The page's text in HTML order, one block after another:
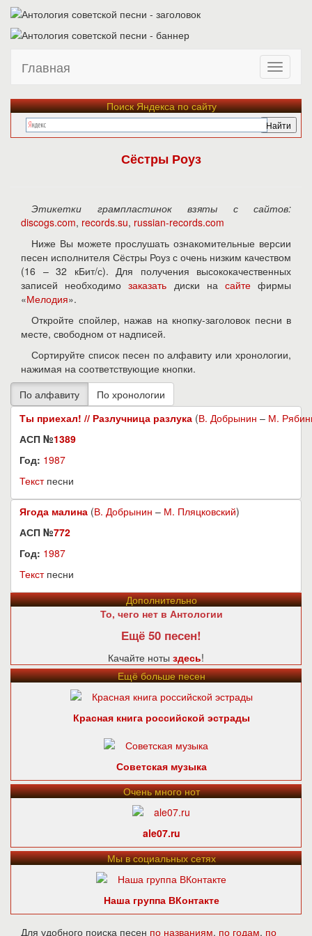
Главная
Поиск Яндекса по сайту
Сёстры Роуз
Этикетки грампластинок взяты с сайтов:
discogs.com, records.su, russian-records.com
Ниже Вы можете прослушать ознакомительные версии
песен исполнителя Сёстры Роуз с очень низким качеством
(16 – 32 кБит/с). Для получения высококачественных
записей необходимозаказать диски на сайтефирмы
«Мелодия».
Откройте спойлер, нажав на кнопку-заголовок песни в
месте, свободном от надписей.
Сортируйте список песен по алфавиту или хронологии,
нажимая на соответствующие кнопки.
Ты приехал! // Разлучница разлука (В. Добрынин – М.
АСП №1389
Год: 1987
Текстпесни
Ягода малина (В. Добрынин – М. Пляцковский)
АСП №772
Год: 1987
Текстпесни
Дополнительно
То, чего нет в Антологии
Ещё 50 песен!
Качайте ноты здесь!
Ещё больше песен
Красная книга российской эстрады
Советская музыка
Очень много нот
ale07.ru
Мы в социальных сетях
Наша группа ВКонтакте
Для удобного поиска песен по названиям, по годам, по